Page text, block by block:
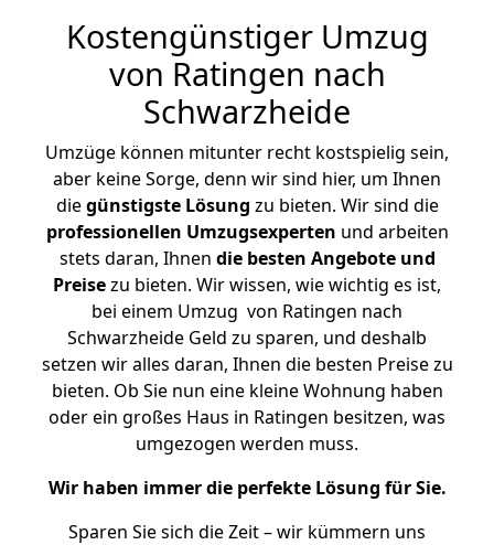
Kostengünstiger Umzug
von Ratingen nach
Schwarzheide
Umzüge können mitunter recht kostspielig sein,
aber keine Sorge, denn wir sind hier, um Ihnen
diegünstigste Lösung zu bieten. Wir sind die
professionellen Umzugsexperten und arbeiten
stets daran, Ihnen die besten Angebote und
Preisezu bieten. Wir wissen, wie wichtig es ist,
bei einem Umzug von Ratingen nach
Schwarzheide Geld zu sparen, und deshalb
setzen wir alles daran, Ihnen die besten Preise zu
bieten. Ob Sie nun eine kleine Wohnung haben
oder ein großes Haus in Ratingen besitzen, was
umgezogen werden muss.
Wir haben immer die perfekte Lösung für Sie.
Sparen Sie sich die Zeit – wir kümmern uns